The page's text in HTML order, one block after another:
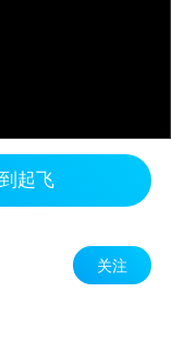
起飞
关注